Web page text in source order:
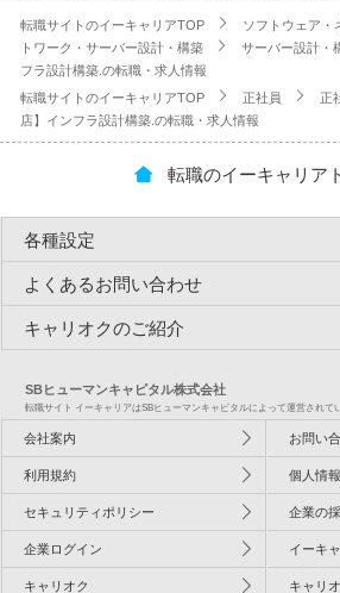
転職サイトのイーキャリアTOP ソフトウェア・
トワーク・サーバー設計・構築
サーバー設計・
フラ設計構築.の転職・求人情報
転職サイトのイーキャリアTOP
正社員 正
店】インフラ設計構築.の転職・求人情報
転職のイーキャリア
各種設定
よくあるお問い合わせ
キャリオクのご紹介
SBヒューマンキャピタル株式会社
転職サイト イーキャリアはSBヒューマンキャピタルによって運営されて
会社案内 お問い
利用規約 個人情
セキュリティポリシー 企業の
企業ログイン イーキ
キャリオク キャリ